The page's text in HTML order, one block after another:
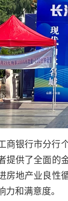
商银行市分行
提供了全面的
房地产业良
和满意度。